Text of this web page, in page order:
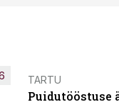
TARTU
Puidutööstuse